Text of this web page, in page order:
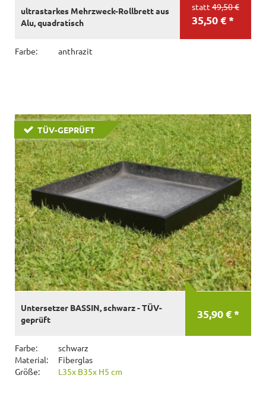
statt 49,50 €
35,50 € *
ultrastarkes Mehrzweck-Rollbrett aus
Alu, quadratisch
Farbe: anthrazit
TÜV-GEPRÜFT
35,90 € *
Untersetzer BASSIN, schwarz - TÜV-
geprüft
Farbe:
schwarz
Material:
Fiberglas
Größe:
L35x B35x H5 cm